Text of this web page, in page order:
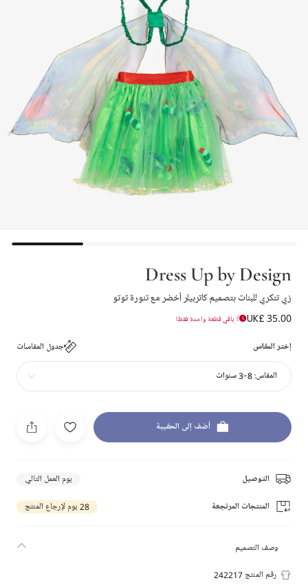
Dress Up by Design
زي تنكري للبنات بتصميم كاتربيلر أخضر مع تنورة توتو
UK£ 35.00
باقي قطعة واحدة فقط!
إختر المقاس جدول المقاسات
المقاس:8-3 سنوات
أضف إلى الحقيبة
التوصيل يوم العمل التالي
المنتجات المرتجعة 28 يوم لإرجاع المنتج
وصف التصميم
رقم المنتج 242217